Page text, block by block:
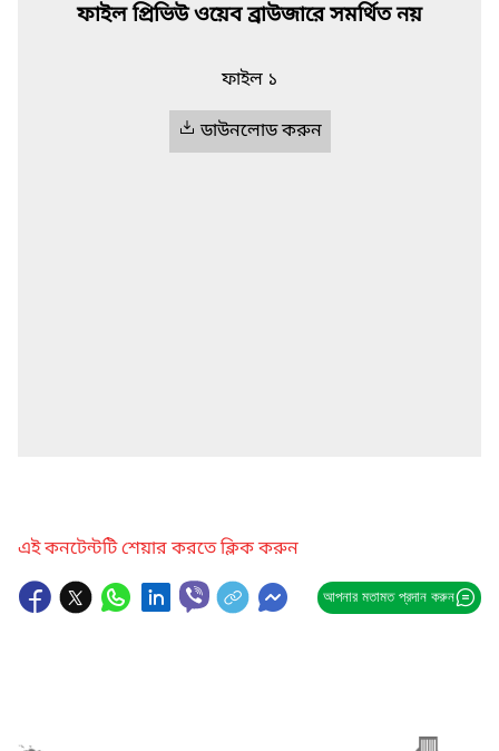
ফাইল প্রিভিউ ওয়েব ব্রাউজারে সমর্থিত নয়
ফাইল ১
ডাউনলোড করুন
এই কনটেন্টটি শেয়ার করতে ক্লিক করুন
আপনার মতামত প্রদান করুন